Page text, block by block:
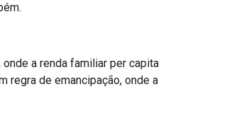
a renda familiar per capita
regra de emancipação, onde a